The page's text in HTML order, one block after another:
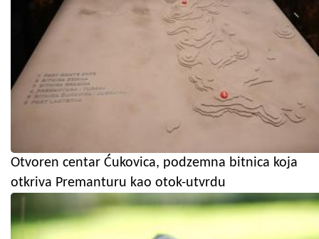
Otvoren centar Ćukovica, podzemna bitnica koja
otkriva Premanturu kao otok-utvrdu